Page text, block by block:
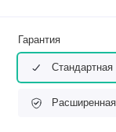
Гарантия
Стандартная